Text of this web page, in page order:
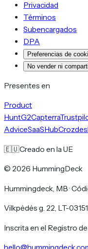
Privacidad
Términos
Subencargados
DPA
Preferencias de
No vender ni
Presentes en
Product
HuntG2Capterra
AdviceSaaSHub
🇪🇺Creado en la UE
© 2026 HummingDeck
Hummingdeck, MB ·
Vilkpėdės g. 22, LT-
Inscrita en el Registro